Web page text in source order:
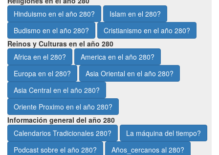
Hinduismo en el año 280?
Islam en el 280?
Budismo en el año 280?
Cristianismo en el año 280?
Reinos y Culturas en el año 280
Africa en el 280?
America en el año 280?
Europa en el 280?
Asia Oriental en el año 280?
Asia Central en el año 280?
Oriente Proximo en el año 280?
Información general del año 280
Calendarios Tradicionales 280?
La máquina del tiempo?
Podcast sobre el año 280?
Años_cercanos al 280?